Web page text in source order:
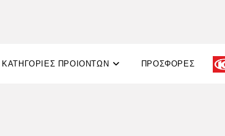
ΚΑΤΗΓΟΡΙΕΣ ΠΡΟΙΟΝΤΩΝ ΠΡΟΣΦΟΡΈΣ